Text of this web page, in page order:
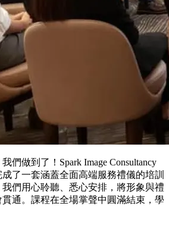
們做到了！Spark Image Consultancy
了一套涵蓋全面高端服務禮儀的培訓
們用心聆聽、悉心安排，將形象與禮
通。課程在全場掌聲中圓滿結束，學